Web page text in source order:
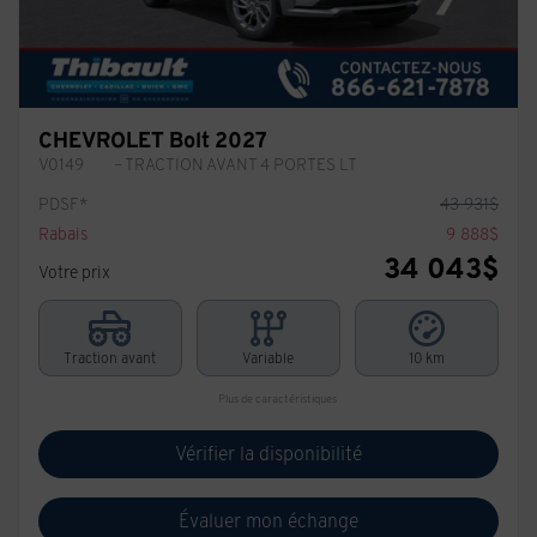
CHEVROLET Bolt 2027
V0149
– TRACTION AVANT 4 PORTES LT
PDSF*
43 931$
Rabais
9 888$
Votre prix
34 043$
Traction avant Variable 10 km
Plus de caractéristiques
Vérifier la disponibilité
Évaluer mon échange